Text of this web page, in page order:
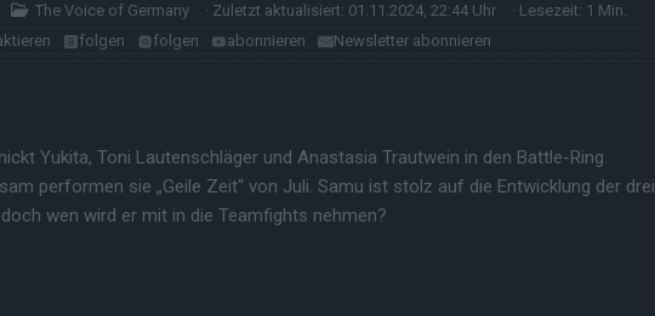
The Voice of Germany · Zuletzt aktualisiert: 01.11.2024, 22:44 Uhr
· Lesezeit: 1 Min.
folgen folgen abonnieren Newsletter abonnieren
Yukita, Toni Lautenschläger und Anastasia Trautwein in den Battle-Ring.
performen sie „Geile Zeit“ von Juli. Samu ist stolz auf die Entwicklung der drei
doch wen wird er mit in die Teamfights nehmen?